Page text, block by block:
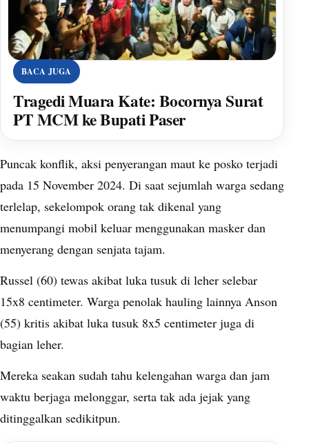
BACA JUGA
Tragedi Muara Kate: Bocornya Surat
PT MCM ke Bupati Paser
Puncak konflik, aksi penyerangan maut ke posko terjadi
pada 15 November 2024. Di saat sejumlah warga sedang
terlelap, sekelompok orang tak dikenal yang
menumpangi mobil keluar menggunakan masker dan
menyerang dengan senjata tajam.
Russel (60) tewas akibat luka tusuk di leher selebar
15x8 centimeter. Warga penolak hauling lainnya Anson
(55) kritis akibat luka tusuk 8x5 centimeter juga di
bagian leher.
Mereka seakan sudah tahu kelengahan warga dan jam
waktu berjaga melonggar, serta tak ada jejak yang
ditinggalkan sedikitpun.